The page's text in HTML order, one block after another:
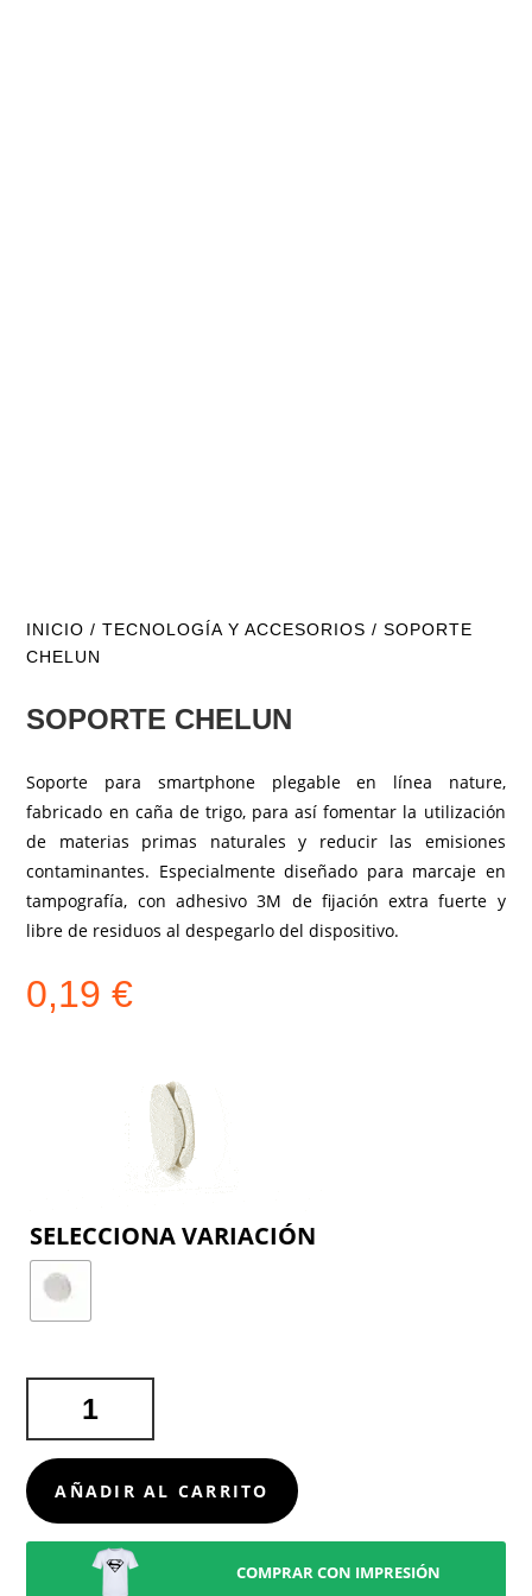
INICIO /TECNOLOGÍA Y ACCESORIOS / SOPORTE
CHELUN
SOPORTE CHELUN
Soporte para smartphone plegable en línea nature,
fabricado en caña de trigo, para así fomentar la utilización
de materias primas naturales y reducir las emisiones
contaminantes. Especialmente diseñado para marcaje en
tampografía, con adhesivo 3M de fijación extra fuerte y
libre de residuos al despegarlo del dispositivo.
0,19€
CHELUN
CANTIDAD
AÑADIR AL CARRITO
COMPRAR CON IMPRESIÓN